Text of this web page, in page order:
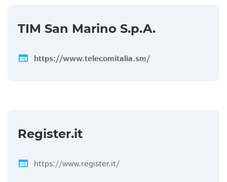
TIM San Marino S.p.A.
web https://www.telecomitalia.sm/
Register.it
web https://www.register.it/